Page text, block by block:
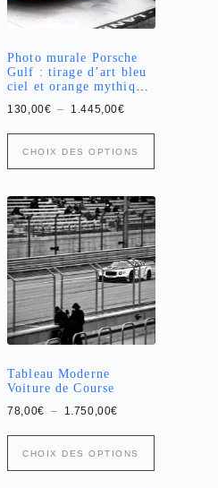
Photo murale Porsche
Gulf : tirage d’art bleu
ciel et orange mythique
130,00€ – 1.445,00€Plage
prix :
130,00€
à
1.445,00€
CHOIX DES OPTIONS
produit
a
variations.
Les
options
peuvent
être
choisies
sur
la
page
du
produit
Tableau Moderne
Voiture de Course
78,00€ – 1.750,00€
prix :
78,00€
à
1.750,00€
CHOIX DES OPTIONS
produit
a